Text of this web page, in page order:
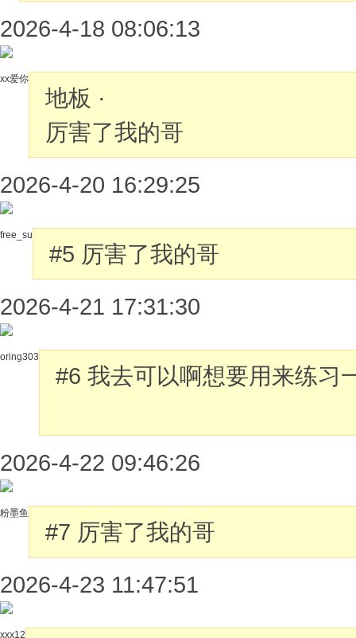
2026-4-18 08:06:13
xx爱你
地板 ·
厉害了我的哥
2026-4-20 16:29:25
free_su
#5 厉害了我的哥
2026-4-21 17:31:30
oring303
#6 我去可以啊想要用来练习
2026-4-22 09:46:26
粉墨鱼
#7 厉害了我的哥
2026-4-23 11:47:51
xxx12